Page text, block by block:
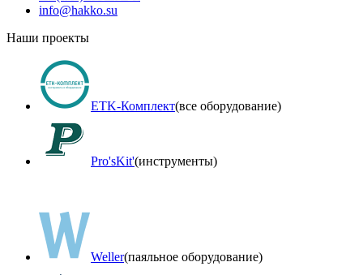
info@hakko.su
Наши проекты
ETK-Комплект(все оборудование)
Pro'sKit'(инструменты)
Weller(паяльное оборудование)